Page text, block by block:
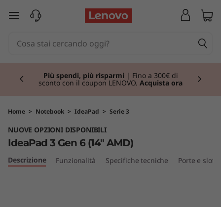
a
d
3
passa a contenuto principale
Più spendi, più risparmi | Fino a 300€ di
sconto con il coupon LENOVO. Acquista ora
Home > Notebook > IdeaPad > Serie 3
NUOVE OPZIONI DISPONIBILI
IdeaPad 3 Gen 6 (14" AMD)
Descrizione Funzionalità Specifiche tecniche Porte e slot